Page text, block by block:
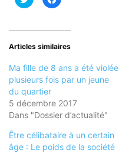
pour
partager
dans
nouvelle
pour
dans
nouvelle
Articles similaires
Ma fille de 8 ans a été violée
plusieurs fois par un jeune
du quartier
5 décembre 2017
Dans "Dossier d’actualité"
Être célibataire à un certain
âge : Le poids de la société